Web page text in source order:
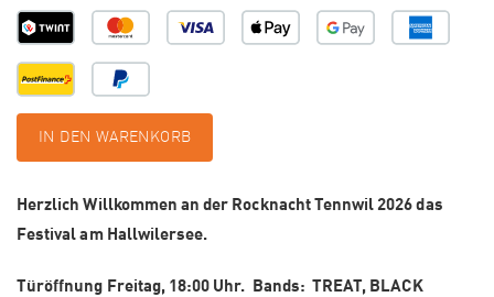
IN DEN WARENKORB
Herzlich Willkommen an der Rocknacht Tennwil 2026 das
Festival am Hallwilersee.
Türöffnung Freitag, 18:00 Uhr. Bands: TREAT, BLACK